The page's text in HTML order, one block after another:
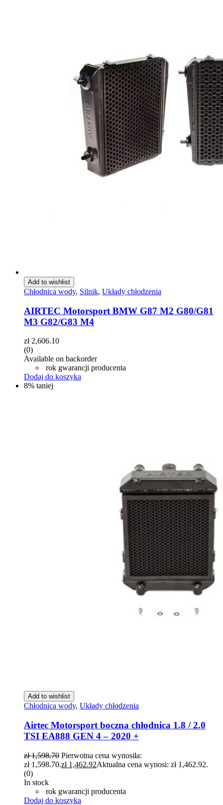
Add to wishlist
Chłodnica wody, Silnik, Układy chłodzenia
AIRTEC Motorsport BMW G87 M2 G80/G81
M3 G82/G83 M4
zł2,606.10
(0)
Available on backorder
rok gwarancji producenta
Dodaj do koszyka
8% taniej
Add to wishlist
Chłodnica wody, Układy chłodzenia
Airtec Motorsport boczna chłodnica 1.8 / 2.0
TSI EA888 GEN 4 – 2020 +
zł1,598.70 Pierwotna cena wynosiła:
zł 1,598.70.zł1,462.92Aktualna cena wynosi: zł 1,462.92.
(0)
In stock
rok gwarancji producenta
Dodaj do koszyka